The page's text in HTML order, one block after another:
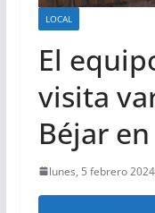
LOCAL
El
visita
Béjar
lunes, 5 febrero 2024